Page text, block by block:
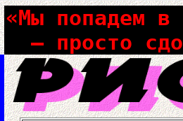
«Мы попадем
– просто